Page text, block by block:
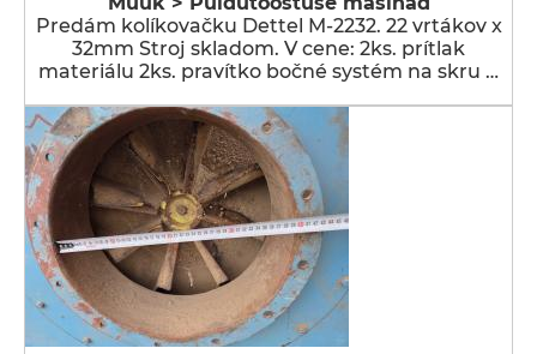
Predám kolíkovačku Dettel M-2232. 22 vrtákov x
32mm Stroj skladom. V cene: 2ks. prítlak
materiálu 2ks. pravítko bočné systém na skru …